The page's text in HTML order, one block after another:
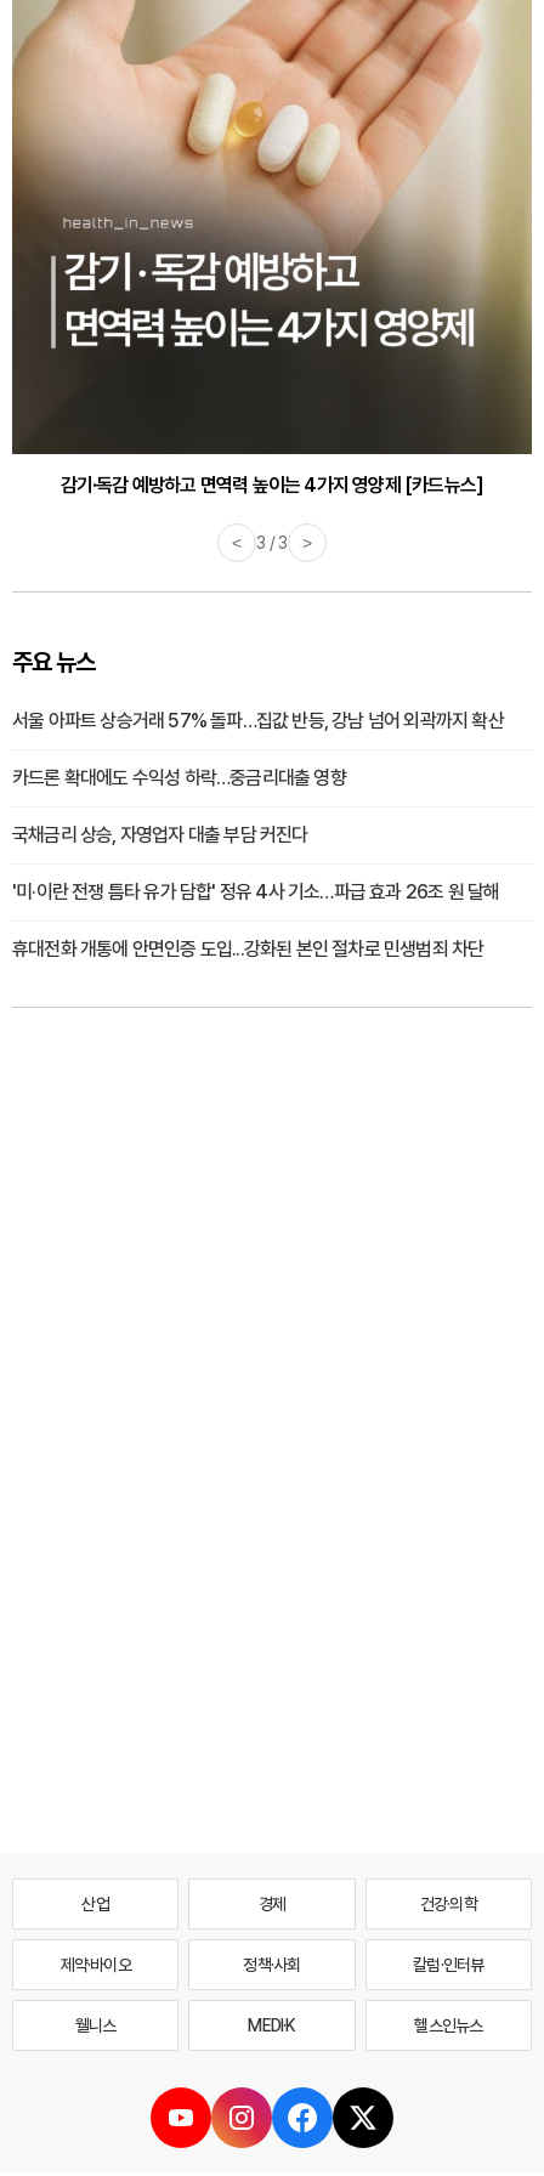
감기·독감 예방하고 면역력 높이는 4가지 영양제 [카드뉴스]
< 3 / 3 >
주요 뉴스
서울 아파트 상승거래 57% 돌파…집값 반등, 강남 넘어 외곽까지 확산
카드론 확대에도 수익성 하락…중금리대출 영향
국채금리 상승, 자영업자 대출 부담 커진다
'미·이란 전쟁 틈타 유가 담합' 정유 4사 기소…파급 효과 26조 원 달해
휴대전화 개통에 안면인증 도입...강화된 본인 절차로 민생범죄 차단
산업 경제 건강·의학
제약·바이오 정책·사회 칼럼·인터뷰
웰니스 MEDI·K 헬스인뉴스